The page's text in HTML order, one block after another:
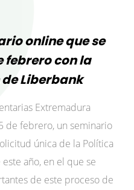
online que se
febrero con la
Liberbank
Extremadura
de febrero, un seminario
única de la Política
año, en el que se
de este proceso de